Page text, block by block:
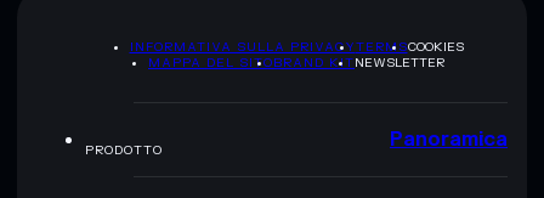
INFORMATIVA SULLA PRIVACYTERMSCOOKIES
MAPPA DEL SITOBRAND KITNEWSLETTER
PRODOTTO Panoramica